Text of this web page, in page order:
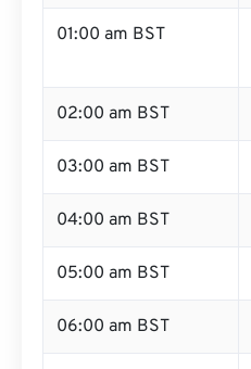
01:00 am BST
02:00 am BST
03:00 am BST
04:00 am BST
05:00 am BST
06:00 am BST